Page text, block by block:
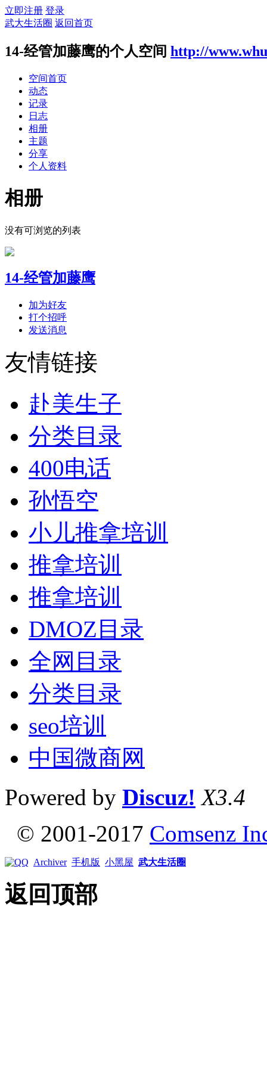
立即注册 登录
武大生活圈 返回首页
14-经管加藤鹰的个人空间 http://
空间首页
动态
记录
日志
相册
主题
分享
个人资料
相册
没有可浏览的列表
14-经管加藤鹰
加为好友
打个招呼
发送消息
友情链接
赴美生子
分类目录
400电话
孙悟空
小儿推拿培训
推拿培训
推拿培训
DMOZ目录
全网目录
分类目录
seo培训
中国微商网
Powered by Discuz! X3.4
© 2001-2017 Comsenz
Archiver 手机版 小黑屋 武大生活圈
返回顶部